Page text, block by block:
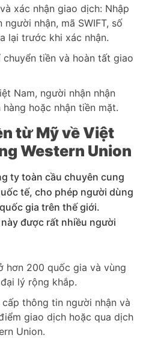
xác nhận giao dịch: Nhập
nhận, mã SWIFT, số
lại trước khi xác nhận.
chuyển tiền và hoàn tất giao
Nam, người nhận nhận
hoặc nhận tiền mặt.
từ Mỹ về Việt
Western Union
ty toàn cầu chuyên cung
tế, cho phép người dùng
gia trên thế giới.
được rất nhiều người
hơn 200 quốc gia và vùng
lý rộng khắp.
thông tin người nhận và
giao dịch hoặc qua dịch
Union.